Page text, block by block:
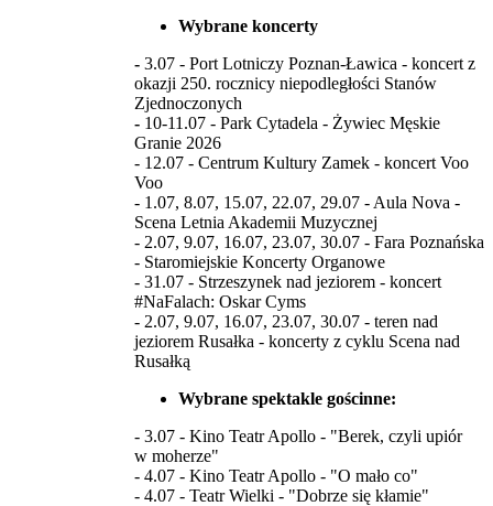
Wybrane koncerty
- 3.07 - Port Lotniczy Poznan-Ławica - koncert z
okazji 250. rocznicy niepodległości Stanów
Zjednoczonych
- 10-11.07 - Park Cytadela - Żywiec Męskie
Granie 2026
- 12.07 - Centrum Kultury Zamek - koncert Voo
Voo
- 1.07, 8.07, 15.07, 22.07, 29.07 - Aula Nova -
Scena Letnia Akademii Muzycznej
- 2.07, 9.07, 16.07, 23.07, 30.07 - Fara Poznańska
- Staromiejskie Koncerty Organowe
- 31.07 - Strzeszynek nad jeziorem - koncert
#NaFalach: Oskar Cyms
- 2.07, 9.07, 16.07, 23.07, 30.07 - teren nad
jeziorem Rusałka - koncerty z cyklu Scena nad
Rusałką
Wybrane spektakle gościnne:
- 3.07 - Kino Teatr Apollo - "Berek, czyli upiór
w moherze"
- 4.07 - Kino Teatr Apollo - "O mało co"
- 4.07 - Teatr Wielki - "Dobrze się kłamie"